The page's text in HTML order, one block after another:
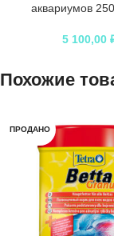
аквариумов
5 100,00
Похожие
ПРОДАНО